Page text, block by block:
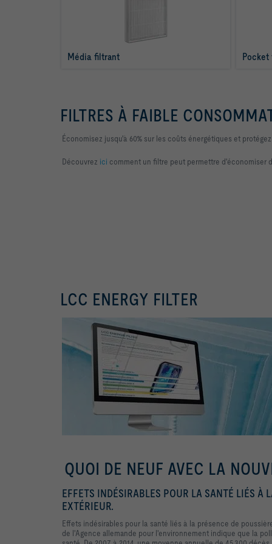
Média filtrant
FILTRES À FAIBLE
Économisez jusqu'à 60% sur les coûts énergétiques et
Découvrez ici comment un filtre peut permettre d'économiser
LCC ENERGY FILTER
QUOI DE NEUF AVEC LA
EFFETS INDÉSIRABLES POUR LA SANTÉ LIÉS À
EXTÉRIEUR.
Effets indésirables pour la santé liés à la présence de
de l'Agence allemande pour l'environnement indique que la